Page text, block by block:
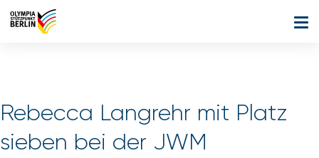
Rebecca Langrehr mit Platz
sieben bei der JWM